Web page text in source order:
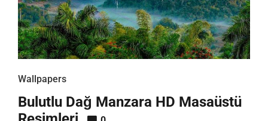
Wallpapers
Bulutlu Dağ Manzara HD Masaüstü